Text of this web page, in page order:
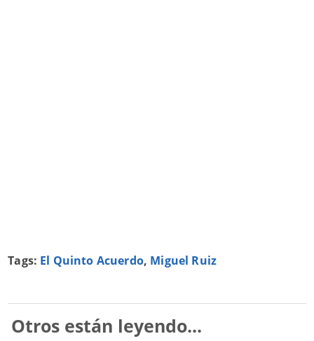
Tags: El Quinto Acuerdo, Miguel Ruiz
Otros están leyendo...